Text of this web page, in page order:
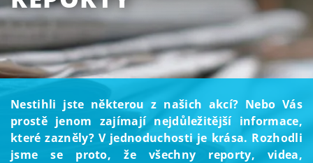
Nestihli jste některou z našich akcí? Nebo Vás
prostě jenom zajímají nejdůležitější informace,
které zazněly? V jednoduchosti je krása. Rozhodli
jsme se proto, že všechny reporty, videa,